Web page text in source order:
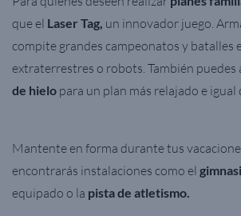
que el Laser Tag, un innovador juego.
compite grandes campeonatos y batalles
extraterrestres o robots. También puedes
de hielo para un plan más relajado e
Mantente en forma durante tus
encontrarás instalaciones como el
equipado o la pista de atletismo.